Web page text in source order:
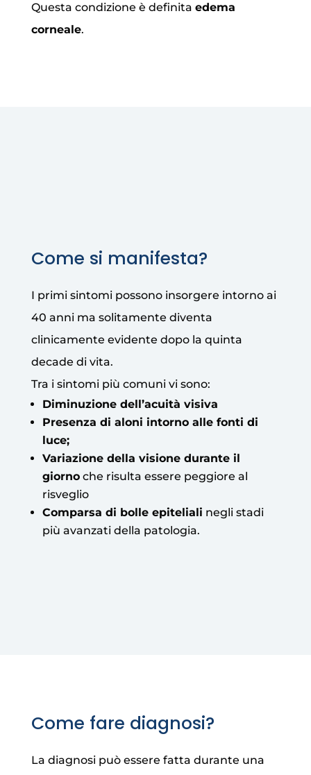
Questa condizione è definita edema
corneale.
Come si manifesta?
I primi sintomi possono insorgere intorno ai
40 anni ma solitamente diventa
clinicamente evidente dopo la quinta
decade di vita.
Tra i sintomi più comuni vi sono:
Diminuzione dell’acuità visiva
Presenza di aloni intorno alle fonti di
luce;
Variazione della visione durante il
giornoche risulta essere peggiore al
risveglio
Comparsa di bolle epiteliali negli stadi
più avanzati della patologia.
Come fare diagnosi?
La diagnosi può essere fatta durante una